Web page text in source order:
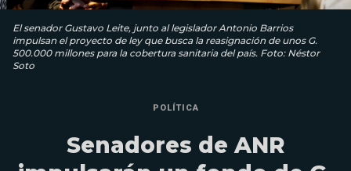
El senador Gustavo Leite, junto al legislador Antonio Barrios
impulsan el proyecto de ley que busca la reasignación de unos G.
500.000 millones para la cobertura sanitaria del país. Foto: Néstor
Soto
POLÍTICA
Senadores de ANR